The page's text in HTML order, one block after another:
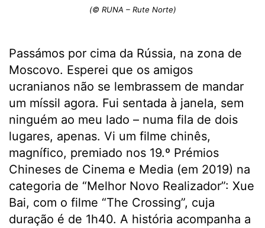
(© RUNA – Rute Norte)
Passámos por cima da Rússia, na zona de
Moscovo. Esperei que os amigos
ucranianos não se lembrassem de mandar
um míssil agora. Fui sentada à janela, sem
ninguém ao meu lado – numa fila de dois
lugares, apenas. Vi um filme chinês,
magnífico, premiado nos 19.º Prémios
Chineses de Cinema e Media (em 2019) na
categoria de “Melhor Novo Realizador”: Xue
Bai, com o filme “The Crossing”, cuja
duração é de 1h40. A história acompanha a